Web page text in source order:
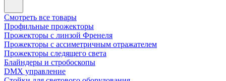
Смотреть все товары
Профильные прожекторы
Прожекторы с линзой Френеля
Прожекторы с ассиметричным отражателем
Прожекторы следящего света
Блайндеры и стробоскопы
DMX управление